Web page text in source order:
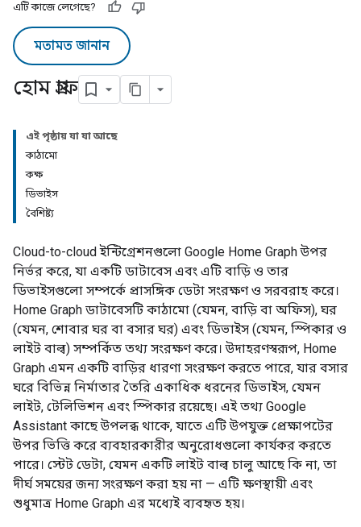
এটি কাজে লেগেছে?
মতামত জানান
হোম গ্রাফ
এই পৃষ্ঠায় যা যা আছে
কাঠামো
কক্ষ
ডিভাইস
বৈশিষ্ট্য
Cloud-to-cloudইন্টিগ্রেশনগুলো Google Home Graphউপর
নির্ভর করে, যা একটি ডাটাবেস এবং এটি বাড়ি ও তার
ডিভাইসগুলো সম্পর্কে প্রাসঙ্গিক ডেটা সংরক্ষণ ও সরবরাহ করে।
Home Graph ডাটাবেসটি কাঠামো (যেমন, বাড়ি বা অফিস), ঘর
(যেমন, শোবার ঘর বা বসার ঘর) এবং ডিভাইস (যেমন, স্পিকার ও
লাইট বাল্ব) সম্পর্কিত তথ্য সংরক্ষণ করে। উদাহরণস্বরূপ, Home
Graph এমন একটি বাড়ির ধারণা সংরক্ষণ করতে পারে, যার বসার
ঘরে বিভিন্ন নির্মাতার তৈরি একাধিক ধরনের ডিভাইস, যেমন
লাইট, টেলিভিশন এবং স্পিকার রয়েছে। এই তথ্য Google
Assistant কাছে উপলব্ধ থাকে, যাতে এটি উপযুক্ত প্রেক্ষাপটের
উপর ভিত্তি করে ব্যবহারকারীর অনুরোধগুলো কার্যকর করতে
পারে। স্টেট ডেটা, যেমন একটি লাইট বাল্ব চালু আছে কি না, তা
দীর্ঘ সময়ের জন্য সংরক্ষণ করা হয় না — এটি ক্ষণস্থায়ী এবং
শুধুমাত্র Home Graph এর মধ্যেই ব্যবহৃত হয়।